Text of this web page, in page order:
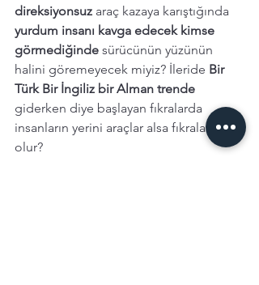
direksiyonsuz araç kazaya karıştığında
yurdum insanı kavga edecek kimse
görmediğinde sürücünün yüzünün
halini göremeyecek miyiz? İleride Bir
Türk Bir İngiliz bir Alman trende
giderken diye başlayan fıkralarda
insanların yerini araçlar alsa fıkralar nasıl
olur?